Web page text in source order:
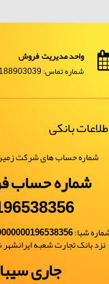
واحد مدیریت فروش
شماره تماس: 02188903039
بانکی
شماره حساب های شرکت زمین
شماره حساب
شبا:
نزد بانک تجارت شعبه ایرانشهر
جاری سیبا